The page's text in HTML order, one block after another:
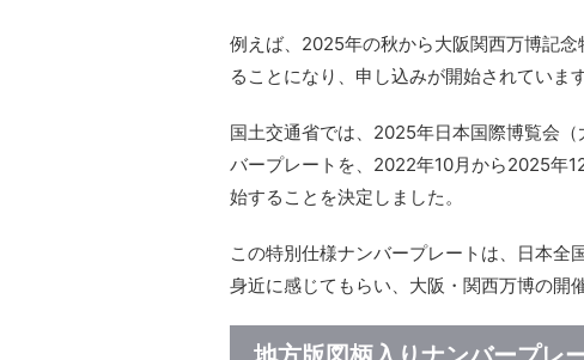
例えば、2025年の秋から大阪関西万博記
ることになり、申し込みが開始されています
国土交通省では、2025年日本国際博覧会
バープレートを、2022年10月から2025年
始することを決定しました。
この特別仕様ナンバープレートは、日本全
身近に感じてもらい、大阪・関西万博の開